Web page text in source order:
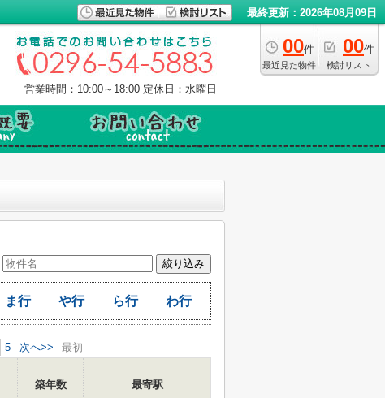
最終更新：2026年08月09日
00件
最近見た物件
00件
検討リスト
営業時間：10:00～18:00 定休日：水曜日
ま行 や行 ら行 わ行
5 次へ>> 最初
築年数 最寄駅